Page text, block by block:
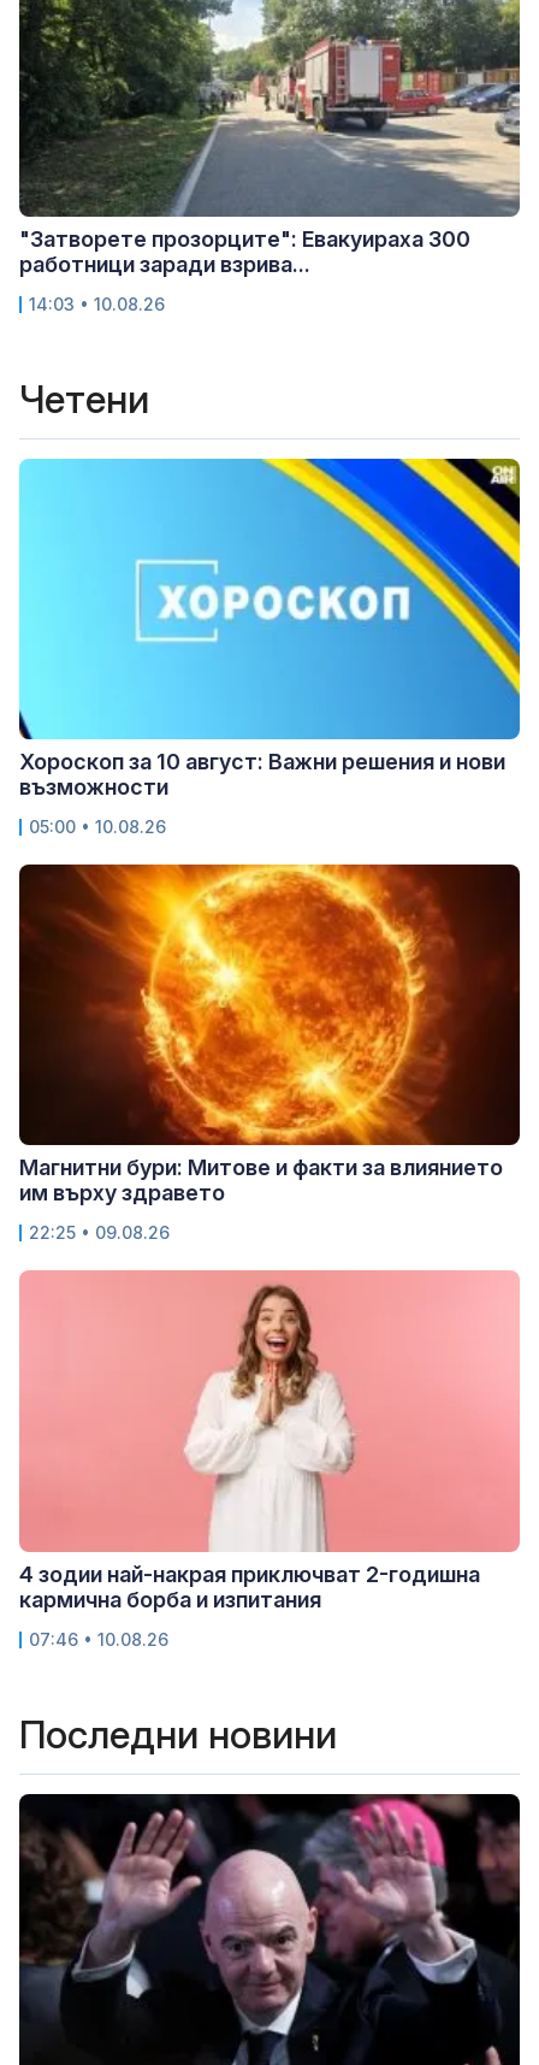
"Затворете прозорците": Евакуираха 300
работници заради взрива...
14:03 • 10.08.26
Четени
Хороскоп за 10 август: Важни решения и нови
възможности
05:00 • 10.08.26
Магнитни бури: Митове и факти за влиянието
им върху здравето
22:25 • 09.08.26
4 зодии най-накрая приключват 2-годишна
кармична борба и изпитания
07:46 • 10.08.26
Последни новини